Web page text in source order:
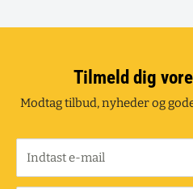
Tilmeld dig
Modtag tilbud, nyheder og
Indtast e-mail